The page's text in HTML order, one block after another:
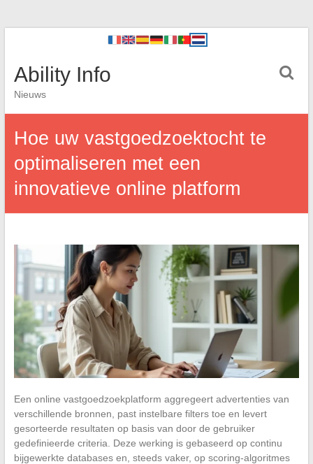
Ability Info
Nieuws
Hoe uw vastgoedzoektocht te
optimaliseren met een
innovatieve online platform
Een online vastgoedzoekplatform aggregeert advertenties van
verschillende bronnen, past instelbare filters toe en levert
gesorteerde resultaten op basis van door de gebruiker
gedefinieerde criteria. Deze werking is gebaseerd op continu
bijgewerkte databases en, steeds vaker, op scoring-algoritmes